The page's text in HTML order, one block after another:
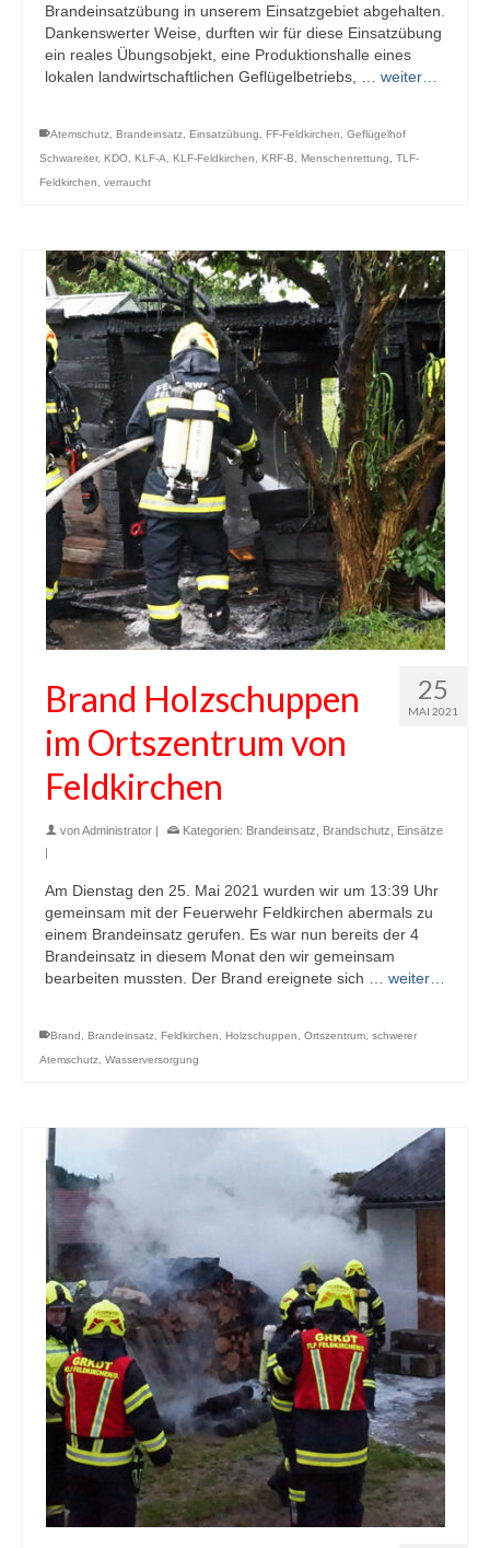
Brandeinsatzübung in unserem Einsatzgebiet abgehalten.
Dankenswerter Weise, durften wir für diese Einsatzübung
ein reales Übungsobjekt, eine Produktionshalle eines
lokalen landwirtschaftlichen Geflügelbetriebs, … weiter…
Atemschutz Brandeinsatz Einsatzübung FF-Feldkirchen
Geflügelhof
Schwareiter, KDO KLF-A KLF-Feldkirchen KRF-B Menschenrettung
TLF-
Feldkirchen
verraucht
25
MAI 2021
Brand Holzschuppen
im Ortszentrum von
Feldkirchen
vonAdministrator | Kategorien: Brandeinsatz Brandschutz
Einsätze
|
Am Dienstag den 25. Mai 2021 wurden wir um 13:39 Uhr
gemeinsam mit der Feuerwehr Feldkirchen abermals zu
einem Brandeinsatz gerufen. Es war nun bereits der 4
Brandeinsatz in diesem Monat den wir gemeinsam
bearbeiten mussten. Der Brand ereignete sich … weiter…
Brand Brandeinsatz Feldkirchen Holzschuppen Ortszentrum schwerer
Atemschutz Wasserversorgung